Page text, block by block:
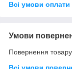
Всі умови оплати
Умови
Повернення